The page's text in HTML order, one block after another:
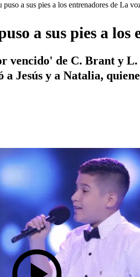
a sus pies a los entrenadores de La
a sus pies a
de C. Brant y L.
Jesús y a Natalia,